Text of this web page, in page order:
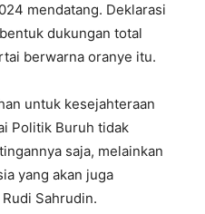
mendatang. Deklarasi
dukungan total
berwarna oranye itu.
untuk kesejahteraan
Politik Buruh tidak
saja, melainkan
yang akan juga
Sahrudin.